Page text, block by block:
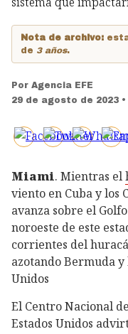
Nota de archivo:
de 3 años.
Por Agencia EFE
29 de agosto de 2023 •
Miami. Mientras el
viento en Cuba y los
avanza sobre el
noroeste de este
corrientes del
azotando Bermuda y
Unidos
El Centro Nacional
Estados Unidos